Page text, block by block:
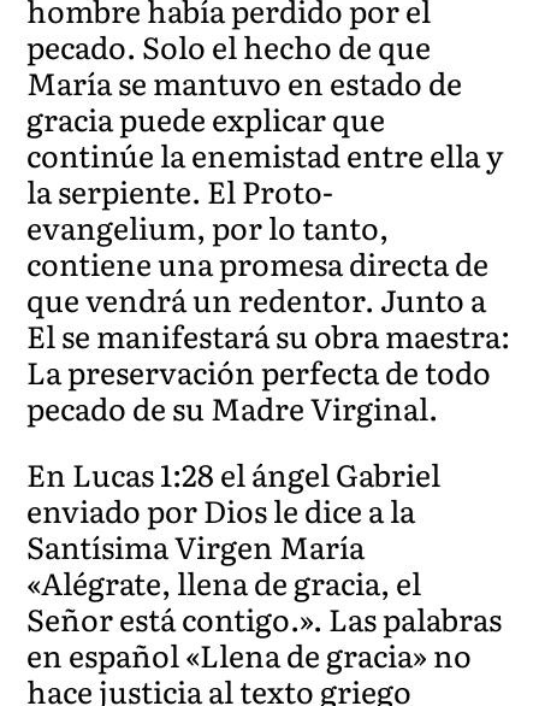
hombre había perdido por el
pecado. Solo el hecho de que
María se mantuvo en estado de
gracia puede explicar que
continúe la enemistad entre ella y
la serpiente. El Proto-
evangelium, por lo tanto,
contiene una promesa directa de
que vendrá un redentor. Junto a
El se manifestará su obra maestra:
La preservación perfecta de todo
pecado de su Madre Virginal.
En Lucas 1:28 el ángel Gabriel
enviado por Dios le dice a la
Santísima Virgen María
«Alégrate, llena de gracia, el
Señor está contigo.». Las palabras
en español «Llena de gracia» no
hace justicia al texto griego